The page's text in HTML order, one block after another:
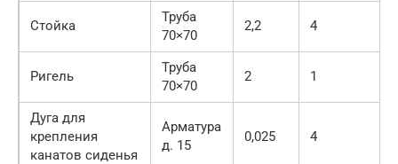
Стойка
Труба
70×70
2,2 4
Ригель
Труба
70×70
2 1
Дуга для
крепления
канатов сиденья
Арматура
д. 15
0,025 4